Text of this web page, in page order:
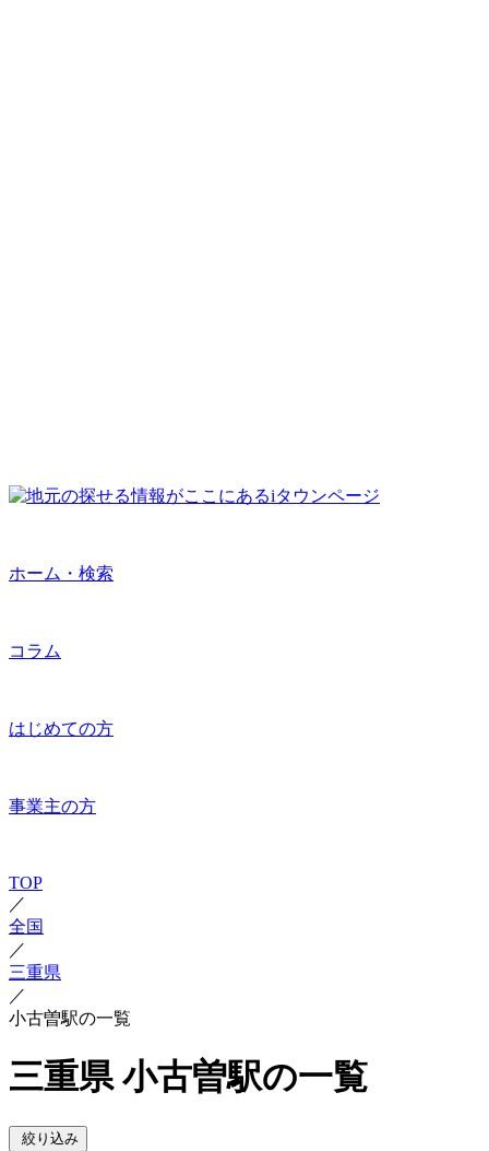
ホーム・検索
コラム
はじめての方
事業主の方
TOP
／
全国
／
三重県
／
小古曽駅の一覧
三重県 小古曽駅の一覧
絞り込み